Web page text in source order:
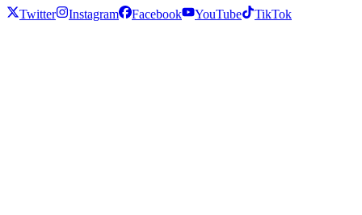
Twitter Instagram Facebook YouTube TikTok